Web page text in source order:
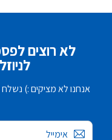
לא רוצים
אנחנו לא מציקים :)
אימייל